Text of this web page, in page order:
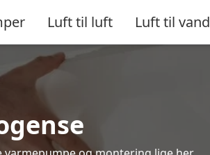
Luft til luft Luft til vand